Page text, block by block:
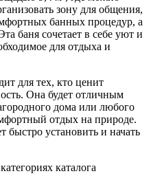
зону для общения,
банных процедур, а
баня сочетает в себе уют и
для отдыха и
для тех, кто ценит
Она будет отличным
дома или любого
отдых на природе.
быстро установить и начать
каталога